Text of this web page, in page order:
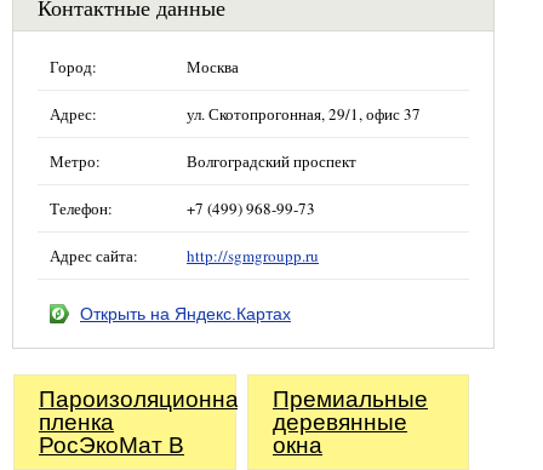
Контактные данные
Город: Москва
Адрес: ул. Скотопрогонная, 29/1, офис 37
Метро: Волгоградский проспект
Телефон: +7 (499) 968-99-73
Адрес сайта: http://sgmgroupp.ru
Открыть на Яндекс.Картах
Пароизоляционная
пленка
РосЭкоМат B
Премиальные
деревянные
окна